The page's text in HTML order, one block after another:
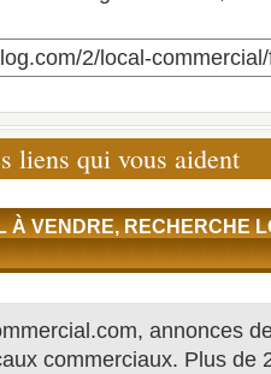
2/local-
liens qui vous aident
À VENDRE, RECHERCHE
annonces
commerciaux. Plus de